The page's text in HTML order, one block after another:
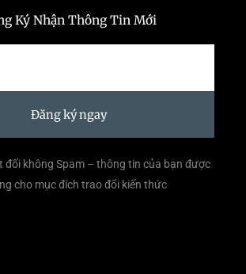
Ký Nhận Thông Tin Mới
Đăng ký ngay
đối không Spam – thông tin của bạn được
cho mục đích trao đổi kiến thức